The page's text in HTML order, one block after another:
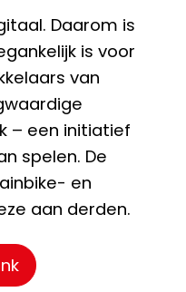
Daarom is
is voor
van
– een initiatief
spelen. De
en
aan derden.